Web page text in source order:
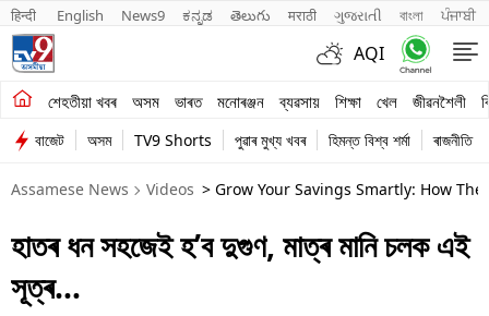
हिन्दी English News9 ಕನ್ನಡ తెలుగు मराठी ગુજરાતી বাংলা ਪੰਜਾਬੀ
AQI
শেহতীয়া খবৰ অসম ভাৰত মনোৰঞ্জন ব্যৱসায় শিক্ষা খেল জীৱনশৈলী
শেহতীয়া খবৰ
অসম
ভাৰত
মনোৰঞ্জন
ব্যৱসায়
বাজেট অসম TV9 Shorts পুৱাৰ মুখ্য খবৰ হিমন্ত বিশ্ব শৰ্মা ৰাজনীতি
Assamese News Videos > Grow Your Savings Smartly: How
হাতৰ ধন সহজেই হ’ব দুগুণ, মাত্ৰ মানি চলক এই
সূত্ৰ…